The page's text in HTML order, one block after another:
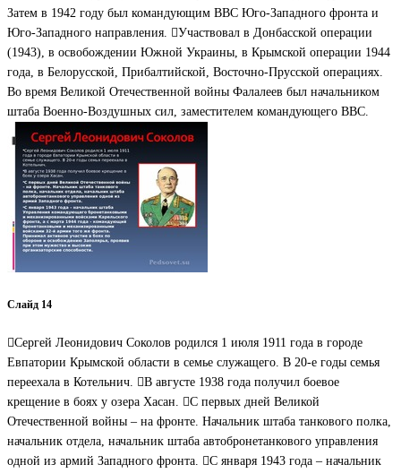
Затем в 1942 году был командующим ВВС Юго-Западного фронта и
Юго-Западного направления. Участвовал в Донбасской операции
(1943), в освобождении Южной Украины, в Крымской операции 1944
года, в Белорусской, Прибалтийской, Восточно-Прусской операциях.
Во время Великой Отечественной войны Фалалеев был начальником
штаба Военно-Воздушных сил, заместителем командующего ВВС.
Слайд 14
Сергей Леонидович Соколов родился 1 июля 1911 года в городе
Евпатории Крымской области в семье служащего. В 20-е годы семья
переехала в Котельнич. В августе 1938 года получил боевое
крещение в боях у озера Хасан. С первых дней Великой
Отечественной войны – на фронте. Начальник штаба танкового полка,
начальник отдела, начальник штаба автобронетанкового управления
одной из армий Западного фронта. С января 1943 года – начальник